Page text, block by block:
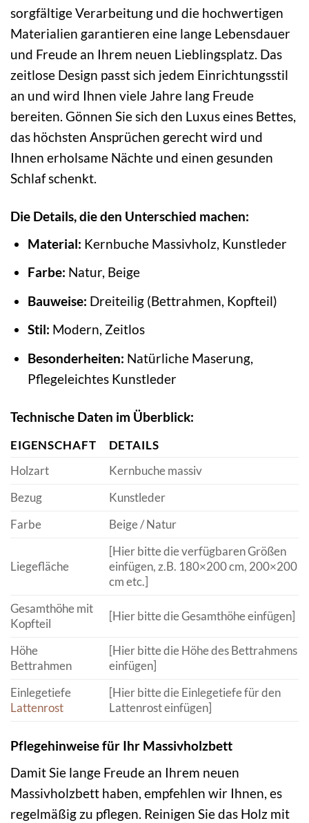
sorgfältige Verarbeitung und die hochwertigen
Materialien garantieren eine lange Lebensdauer
und Freude an Ihrem neuen Lieblingsplatz. Das
zeitlose Design passt sich jedem Einrichtungsstil
an und wird Ihnen viele Jahre lang Freude
bereiten. Gönnen Sie sich den Luxus eines Bettes,
das höchsten Ansprüchen gerecht wird und
Ihnen erholsame Nächte und einen gesunden
Schlaf schenkt.
Die Details, die den Unterschied machen:
Material: Kernbuche Massivholz, Kunstleder
Farbe: Natur, Beige
Bauweise: Dreiteilig (Bettrahmen, Kopfteil)
Stil: Modern, Zeitlos
Besonderheiten: Natürliche Maserung,
Pflegeleichtes Kunstleder
Technische Daten im Überblick:
EIGENSCHAFT
DETAILS
Holzart
Kernbuche massiv
Bezug
Kunstleder
Farbe
Beige / Natur
Liegefläche
[Hier bitte die verfügbaren Größen
einfügen, z.B. 180×200 cm, 200×200
cm etc.]
Gesamthöhe mit
Kopfteil
[Hier bitte die Gesamthöhe einfügen]
Höhe
Bettrahmen
[Hier bitte die Höhe des Bettrahmens
einfügen]
Einlegetiefe
Lattenrost
[Hier bitte die Einlegetiefe für den
Lattenrost einfügen]
Pflegehinweise für Ihr Massivholzbett
Damit Sie lange Freude an Ihrem neuen
Massivholzbett haben, empfehlen wir Ihnen, es
regelmäßig zu pflegen. Reinigen Sie das Holz mit